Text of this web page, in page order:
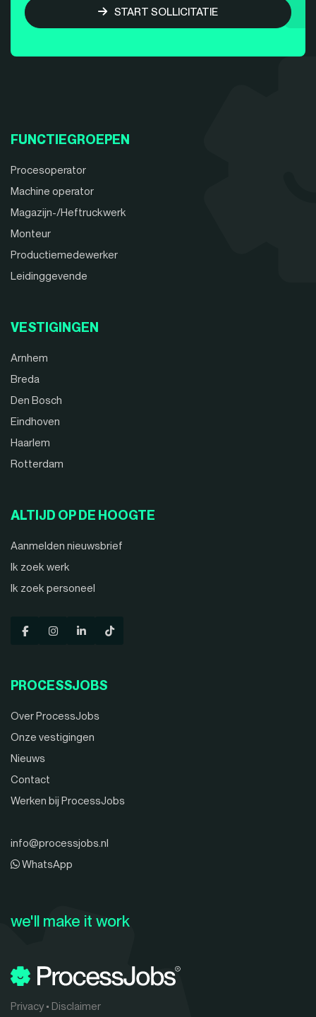
START SOLLICITATIE
FUNCTIEGROEPEN
Procesoperator
Machine operator
Magazijn-/Heftruckwerk
Monteur
Productiemedewerker
Leidinggevende
VESTIGINGEN
Arnhem
Breda
Den Bosch
Eindhoven
Haarlem
Rotterdam
ALTIJD OP DE HOOGTE
Aanmelden nieuwsbrief
Ik zoek werk
Ik zoek personeel
PROCESSJOBS
Over ProcessJobs
Onze vestigingen
Nieuws
Contact
Werken bij ProcessJobs
info@processjobs.nl
WhatsApp
Privacy• Disclaimer
we'll make it work